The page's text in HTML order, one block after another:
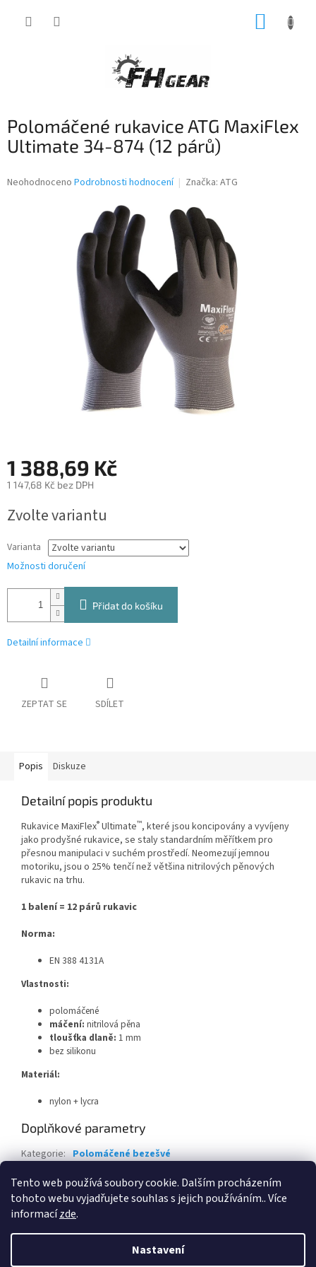
Tento web používá soubory cookie. Dalším procházením
tohoto webu vyjadřujete souhlas s jejich používáním.. Více
informacízde.
Nastavení
Polomáčené rukavice ATG MaxiFlex
Ultimate 34-874 (12 párů)
Průměrné
Neohodnoceno Podrobnosti hodnocení Značka: ATG
1 388,69 Kč
1 147,68 Kč bez DPH
cena:
Zvolte variantu
Varianta
Možnosti doručení
Přidat do košíku
Detailní informace
ZEPTAT SE SDÍLET
Popis Diskuze
Detailní popis produktu
Rukavice MaxiFlex® Ultimate™, které jsou koncipovány a vyvíjeny
jako prodyšné rukavice, se staly standardním měřítkem pro
přesnou manipulaci v suchém prostředí. Neomezují jemnou
motoriku, jsou o 25% tenčí než většina nitrilových pěnových
rukavic na trhu.
1 balení = 12 párů rukavic
Norma:
EN 388 4131A
Vlastnosti:
polomáčené
máčení: nitrilová pěna
tloušťka dlaně: 1 mm
bez silikonu
Materiál:
nylon + lycra
Doplňkové parametry
Kategorie: Polomáčené bezešvé